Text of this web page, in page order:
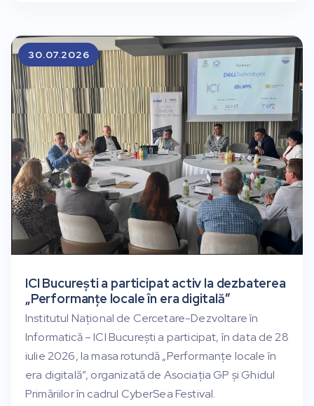
ICI București a participat activ la dezbaterea
„Performanțe locale în era digitală”
Institutul Național de Cercetare-Dezvoltare în
Informatică – ICI București a participat, în data de 28
iulie 2026, la masa rotundă „Performanțe locale în
era digitală”, organizată de Asociația GP și Ghidul
Primăriilor în cadrul CyberSea Festival.
30.07.2026